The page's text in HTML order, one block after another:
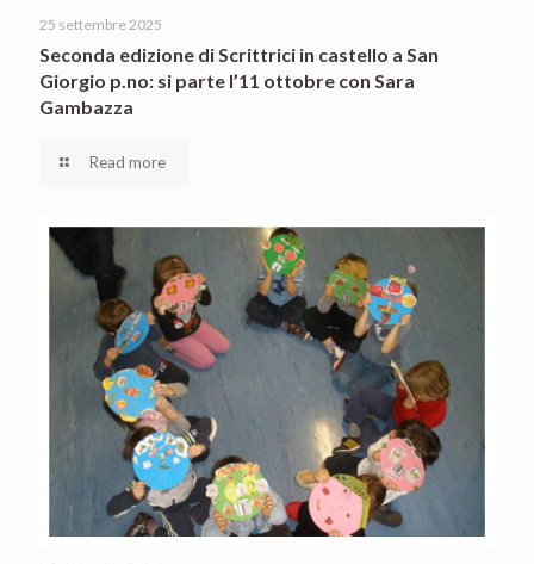
25 settembre 2025
Seconda edizione di Scrittrici in castello a San
Giorgio p.no: si parte l’11 ottobre con Sara
Gambazza
Read more